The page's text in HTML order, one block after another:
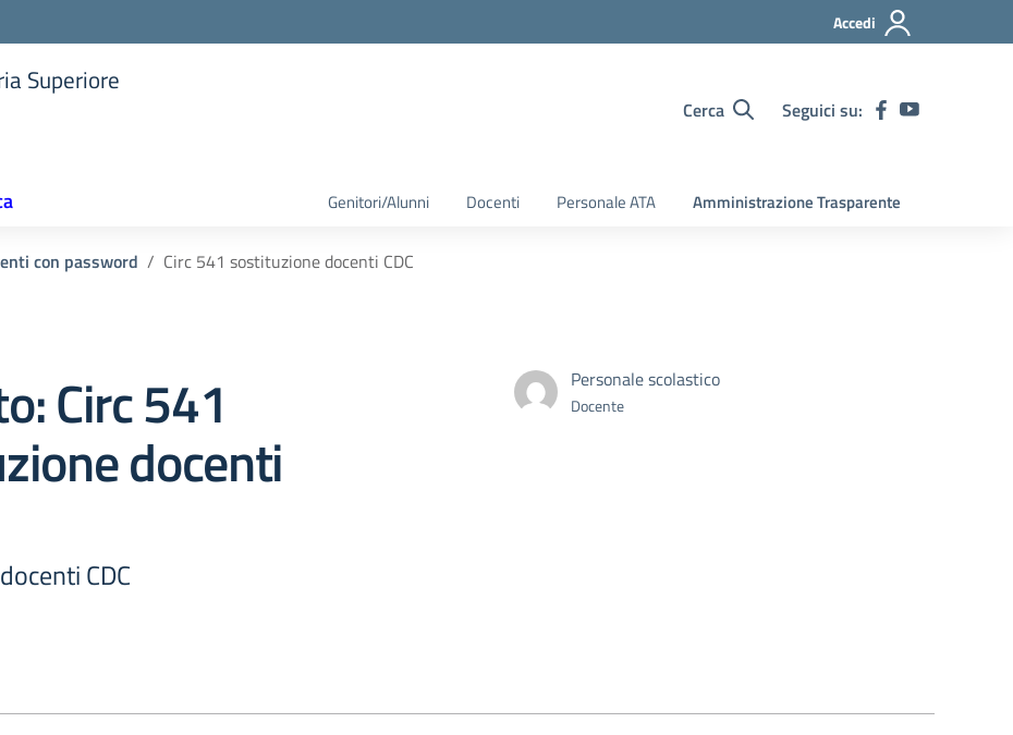
Accedi
Superiore
Cerca Seguici su:
Genitori/Alunni Docenti Personale ATA Amministrazione Trasparente
con password Circ 541 sostituzione docenti CDC
Circ 541
docenti
CDC
Personale scolastico
Docente